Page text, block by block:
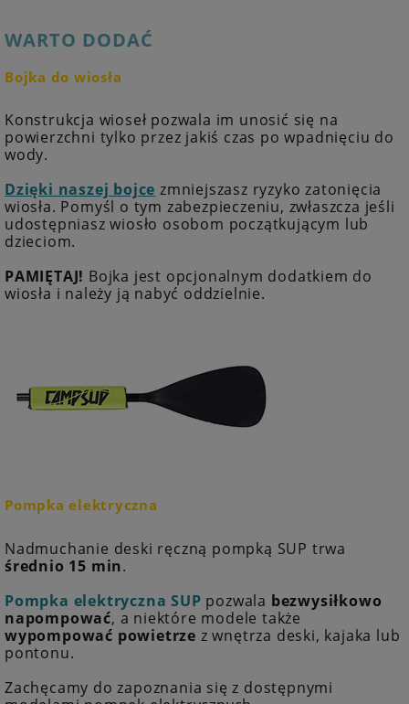
WARTO DODAĆ
Bojka do wiosła
Konstrukcja wioseł pozwala im unosić się na
powierzchni tylko przez jakiś czas po wpadnięciu do
wody.
Dzięki naszej bojce zmniejszasz ryzyko zatonięcia
wiosła. Pomyśl o tym zabezpieczeniu, zwłaszcza jeśli
udostępniasz wiosło osobom początkującym lub
dzieciom.
PAMIĘTAJ! Bojka jest opcjonalnym dodatkiem do
wiosła i należy ją nabyć oddzielnie.
Pompka elektryczna
Nadmuchanie deski ręczną pompką SUP trwa
średnio 15 min.
Pompka elektryczna SUP pozwala bezwysiłkowo
napompować, a niektóre modele także
wypompować powietrze z wnętrza deski, kajaka lub
pontonu.
Zachęcamy do zapoznania się z dostępnymi